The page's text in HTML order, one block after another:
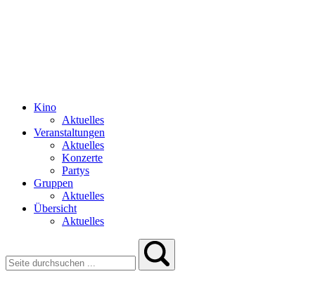
Kino
Aktuelles
Veranstaltungen
Aktuelles
Konzerte
Partys
Gruppen
Aktuelles
Übersicht
Aktuelles